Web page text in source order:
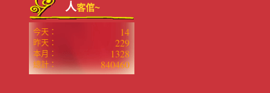
人客倌~
今天： 14
昨天： 229
本月： 1328
總計： 840460